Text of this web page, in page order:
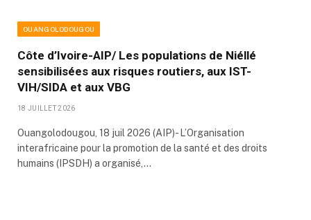
OUANGOLODOUGOU
Côte d’Ivoire-AIP/ Les populations de Niéllé
sensibilisées aux risques routiers, aux IST-
VIH/SIDA et aux VBG
18 JUILLET 2026
Ouangolodougou, 18 juil 2026 (AIP)- L’Organisation
interafricaine pour la promotion de la santé et des droits
humains (IPSDH) a organisé,…